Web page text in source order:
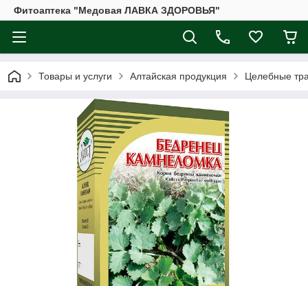
Фитоаптека "Медовая ЛАВКА ЗДОРОВЬЯ"
Товары и услуги Алтайская продукция Целебные